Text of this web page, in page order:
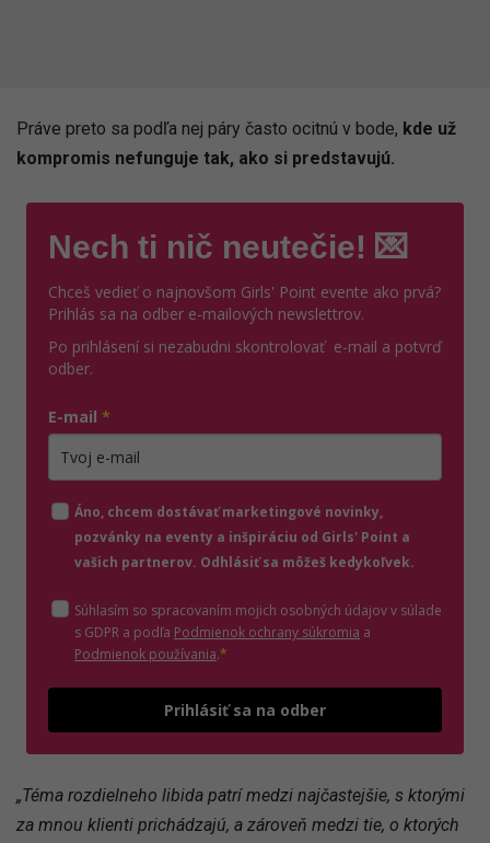
Práve preto sa podľa nej páry často ocitnú v bode, kde už
kompromis nefunguje tak, ako si predstavujú.
Nech ti nič neutečie! 💌
Chceš vedieť o najnovšom Girls' Point evente ako prvá?
Prihlás sa na odber e-mailových newslettrov.
Po prihlásení si nezabudni skontrolovať e-mail a potvrď
odber.
E-mail *
Áno, chcem dostávať marketingové novinky,
pozvánky na eventy a inšpiráciu od Girls' Point a
vašich partnerov. Odhlásiť sa môžeš kedykoľvek.
Súhlasím so spracovaním mojich osobných údajov v súlade
s GDPR a podľa Podmienok ochrany súkromia (otvorí sa v novom
a
Podmienok používania(otvorí sa v novom okne)
.*
Prihlásiť sa na odber
„Téma rozdielneho libida patrí medzi najčastejšie, s ktorými
za mnou klienti prichádzajú, a zároveň medzi tie, o ktorých